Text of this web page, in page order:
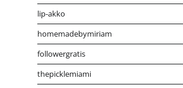
lip-akko
homemadebymiriam
followergratis
thepicklemiami